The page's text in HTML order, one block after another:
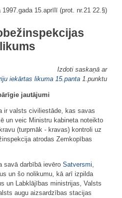
1997.gada 15.aprīlī (prot. nr.21 22.§)
Izdoti saskaņā ar
iekārtas likuma 15.panta 1.punktu
jautājumi
ir valsts civiliestāde, kas savas
un veic Ministru kabineta noteikto
(turpmāk - kravas) kontroli uz
atrodas Zemkopības
savā darbībā ievēro Satversmi,
un šo nolikumu, kā arī izpilda
un Labklājības ministrijas, Valsts
augu aizsardzības stacijas